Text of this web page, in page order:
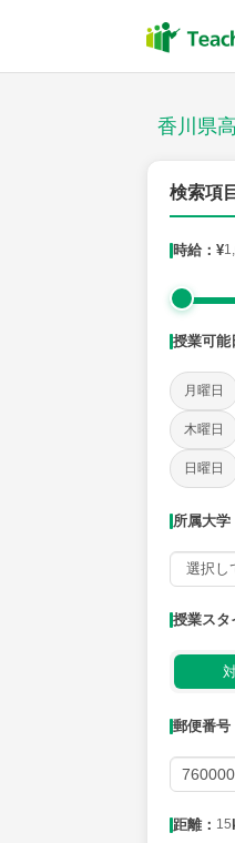
香川県
検索項目
時給：¥
授業可能
月曜日
木曜日
日曜日
所属大学
授業スタ
郵便番号
距離： 15
授業スタイル
社会
時給：¥1,000 ～
授業可能日
月曜日 火
距離：15km以内